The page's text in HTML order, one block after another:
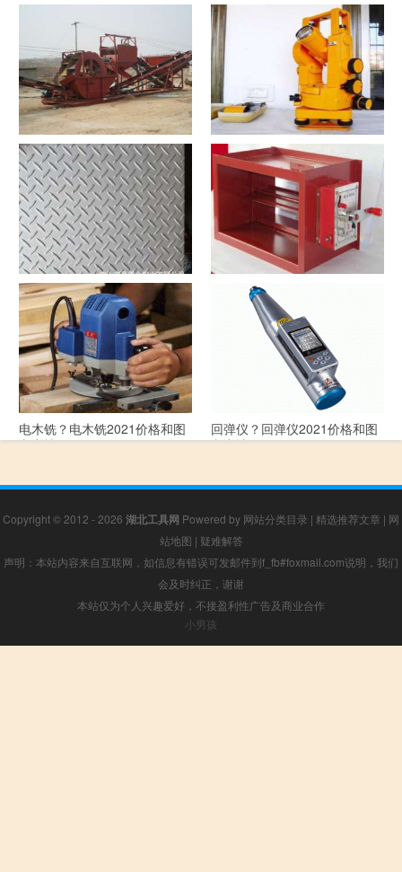
寻宝？寻宝2021价格和图文详
探测器？探测器2021价格和图
文详情
洗沙机？洗沙机2021价格和图
文详情
经纬仪？经纬仪2021价格和图
文详情
花纹板？花纹板2021价格和图
文详情
排烟阀？排烟阀2021价格和图
电木铣？电木铣2021价格和图
文详情
回弹仪？回弹仪2021价格和图
文详情
Copyright © 2012 - 2026 湖北工具网 Powered by 网站分类目录 | 精选推荐文章 | 网
站地图 | 疑难解答
声明：本站内容来自互联网，如信息有错误可发邮件到f_fb#foxmail.com说明，我们
会及时纠正，谢谢
本站仅为个人兴趣爱好，不接盈利性广告及商业合作
小男孩